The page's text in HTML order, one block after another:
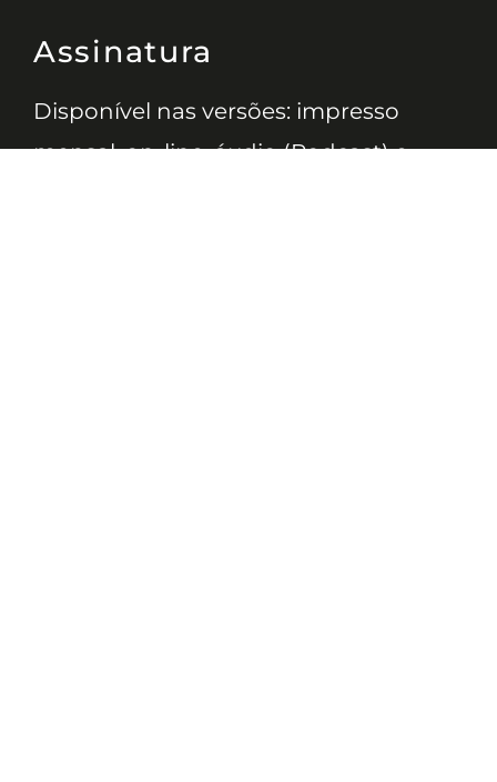
Assinatura
Disponível nas versões: impresso
mensal, on-line, áudio (Podcast) e